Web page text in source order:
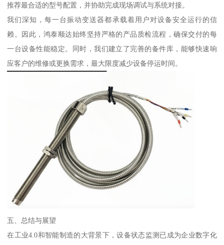
推荐最合适的型号配置，并协助完成现场调试与系统对接。
我们深知，每一台振动变送器都承载着用户对设备安全运行的信
赖。因此，鸿泰顺达始终坚持严格的产品质检流程，确保交付的每
一台设备性能稳定。同时，我们建立了完善的备件库，能够快速响
应客户的维修或更换需求，最大限度减少设备停运时间。
五、总结与展望
在工业4.0和智能制造的大背景下，设备状态监测已成为企业数字化